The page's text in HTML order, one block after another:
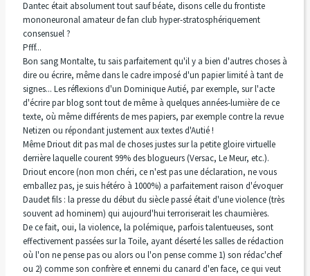
Dantec était absolument tout sauf béate, disons celle du frontiste
mononeuronal amateur de fan club hyper-stratosphériquement
consensuel ?
Pfff...
Bon sang Montalte, tu sais parfaitement qu'il y a bien d'autres choses à
dire ou écrire, même dans le cadre imposé d'un papier limité à tant de
signes... Les réflexions d'un Dominique Autié, par exemple, sur l'acte
d'écrire par blog sont tout de même à quelques années-lumière de ce
texte, où même différents de mes papiers, par exemple contre la revue
Netizen ou répondant justement aux textes d'Autié !
Même Driout dit pas mal de choses justes sur la petite gloire virtuelle
derrière laquelle courent 99% des blogueurs (Versac, Le Meur, etc.).
Driout encore (non mon chéri, ce n'est pas une déclaration, ne vous
emballez pas, je suis hétéro à 1000%) a parfaitement raison d'évoquer
Daudet fils : la presse du début du siècle passé était d'une violence (très
souvent ad hominem) qui aujourd'hui terroriserait les chaumières.
De ce fait, oui, la violence, la polémique, parfois talentueuses, sont
effectivement passées sur la Toile, ayant déserté les salles de rédaction
où l'on ne pense pas ou alors ou l'on pense comme 1) son rédac'chef
ou 2) comme son confrère et ennemi du canard d'en face, ce qui veut